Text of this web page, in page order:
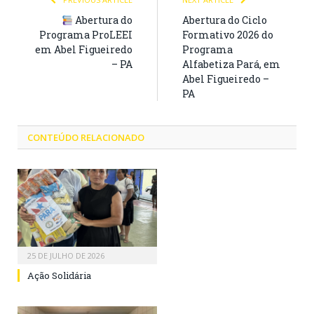
Abertura do
Programa ProLEEI
em Abel Figueiredo
– PA
Abertura do Ciclo
Formativo 2026 do
Programa
Alfabetiza Pará, em
Abel Figueiredo –
PA
CONTEÚDO RELACIONADO
25 DE JULHO DE 2026
Ação Solidária